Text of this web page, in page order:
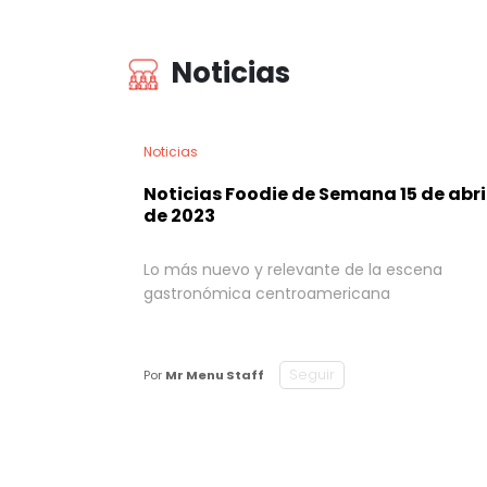
Noticias
Noticias
Noticias Foodie de Semana 15 de
de 2023
Lo más nuevo y relevante de la escena
gastronómica centroamericana
Por Mr Menu Staff Seguir